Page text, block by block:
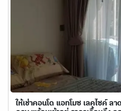
ให้เช่าคอนโด แอทโมซ เลคไซค์